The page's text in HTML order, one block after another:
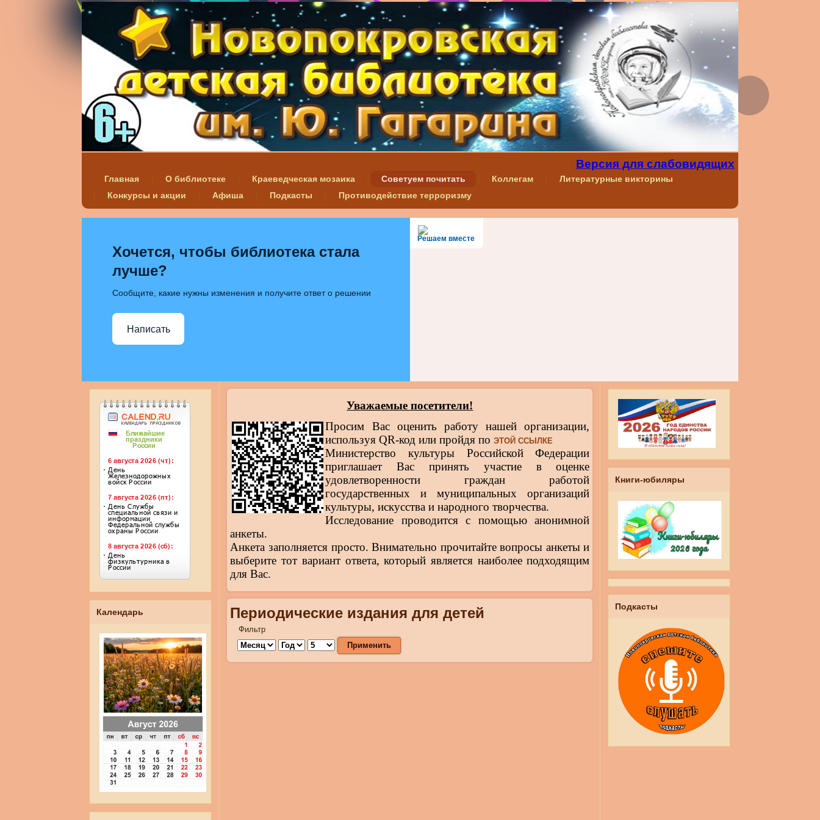
Версия для слабовидящих
Главная О библиотеке Краеведческая мозаика Советуем почитать Коллегам
Литературные викторины
Конкурсы и акции
Афиша Подкасты Противодействие терроризму
Решаем вместе
Хочется, чтобы библиотека стала
лучше?
Сообщите, какие нужны изменения и получите ответ о решении
Написать
Календарь
Уважаемые посетители!
Просим Вас оценить работу нашей организации,
используя QR-код или пройдя по ЭТОЙ ССЫЛКЕ
Министерство культуры Российской Федерации
приглашает Вас принять участие в оценке
удовлетворенности граждан работой
государственных и муниципальных организаций
культуры, искусства и народного творчества.
Исследование проводится с помощью анонимной
анкеты.
Анкета заполняется просто. Внимательно прочитайте вопросы анкеты и
выберите тот вариант ответа, который является наиболее подходящим
для Вас.
Периодические издания для детей
Фильтр
Применить
Книги-юбиляры
Подкасты